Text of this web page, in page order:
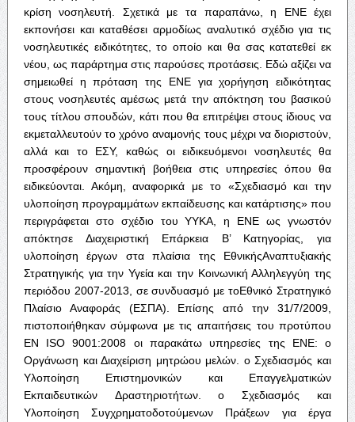
κρίση νοσηλευτή. Σχετικά με τα παραπάνω, η ΕΝΕ έχει
εκπονήσει και καταθέσει αρμοδίως αναλυτικό σχέδιο για τις
νοσηλευτικές ειδικότητες, το οποίο και θα σας κατατεθεί εκ
νέου, ως παράρτημα στις παρούσες προτάσεις. Εδώ αξίζει να
σημειωθεί η πρόταση της ΕΝΕ για χορήγηση ειδικότητας
στους νοσηλευτές αμέσως μετά την απόκτηση του βασικού
τους τίτλου σπουδών, κάτι που θα επιτρέψει στους ίδιους να
εκμεταλλευτούν το χρόνο αναμονής τους μέχρι να διοριστούν,
αλλά και το ΕΣΥ, καθώς οι ειδικευόμενοι νοσηλευτές θα
προσφέρουν σημαντική βοήθεια στις υπηρεσίες όπου θα
ειδικεύονται. Ακόμη, αναφορικά με το «Σχεδιασμό και την
υλοποίηση προγραμμάτων εκπαίδευσης και κατάρτισης» που
περιγράφεται στο σχέδιο του ΥΥΚΑ, η ΕΝΕ ως γνωστόν
απόκτησε Διαχειριστική Επάρκεια Β’ Κατηγορίας, για
υλοποίηση έργων στα πλαίσια της ΕθνικήςΑναπτυξιακής
Στρατηγικής για την Υγεία και την Κοινωνική Αλληλεγγύη της
περιόδου 2007-2013, σε συνδυασμό με τοΕθνικό Στρατηγικό
Πλαίσιο Αναφοράς (ΕΣΠΑ). Επίσης από την 31/7/2009,
πιστοποιήθηκαν σύμφωνα με τις απαιτήσεις του προτύπου
ΕΝ ISO 9001:2008 οι παρακάτω υπηρεσίες της ΕΝΕ: o
Οργάνωση και Διαχείριση μητρώου μελών. o Σχεδιασμός και
Υλοποίηση Επιστημονικών και Επαγγελματικών
Εκπαιδευτικών Δραστηριοτήτων. o Σχεδιασμός και
Υλοποίηση Συγχρηματοδοτούμενων Πράξεων για έργα